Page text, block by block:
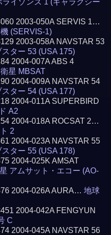
ライゾンズ 1 (ギャラクシー
2003-050A SERVIS 1…
(SERVIS-1)
2003-058A NAVSTAR 53
ター 53 (USA 175)
2004-007A ABS 4
星 MBSAT
2004-009A NAVSTAR 54
ター 54 (USA 177)
2004-011A SUPERBIRD
A2
2004-018A ROCSAT 2…
2
2004-023A NAVSTAR 55
ター 55 (USA 178)
2004-025K AMSAT
アムサット・エコー (AO-
2004-026A AURA…地球
2004-042A FENGYUN
C
2004-045A NAVSTAR 56